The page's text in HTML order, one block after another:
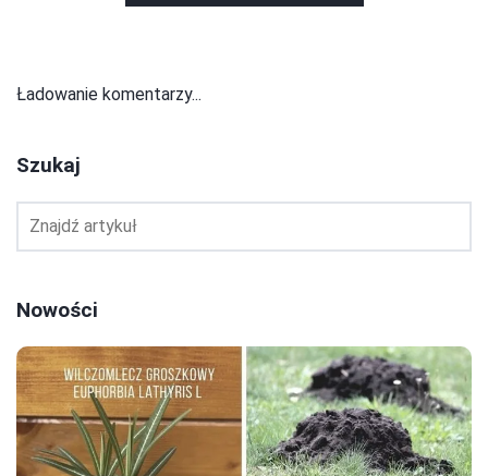
Ładowanie komentarzy...
Szukaj
Nowości